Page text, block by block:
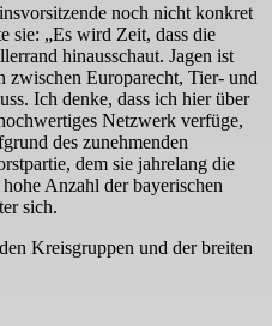
noch nicht konkret
sie: „Es wird Zeit, dass die
hinausschaut. Jagen ist
zwischen Europarecht, Tier- und
Ich denke, dass ich hier über
Netzwerk verfüge,
des zunehmenden
dem sie jahrelang die
Anzahl der bayerischen
sich.
Kreisgruppen und der breiten